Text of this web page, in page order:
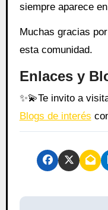
siempre aparece
Muchas gracias
esta comunidad.
Enlaces y
✨💫Te invito a
Blogs de interés